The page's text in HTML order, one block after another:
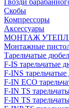
Гвозди
Скобы
Компрессоры
Аксессуары
МОНТАЖ
Монтажные
Тарельчатые
F-IS тарельчатые
F-INS
F-IN ECO
F-IN TS
F-IN TS